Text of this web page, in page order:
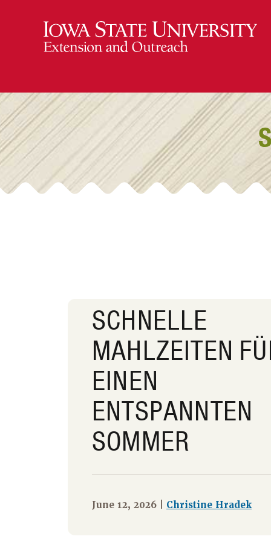
SCHNELLE
MAHLZEITEN
EINEN
ENTSPANNTEN
SOMMER
June 12, 2026 | Christine Hradek